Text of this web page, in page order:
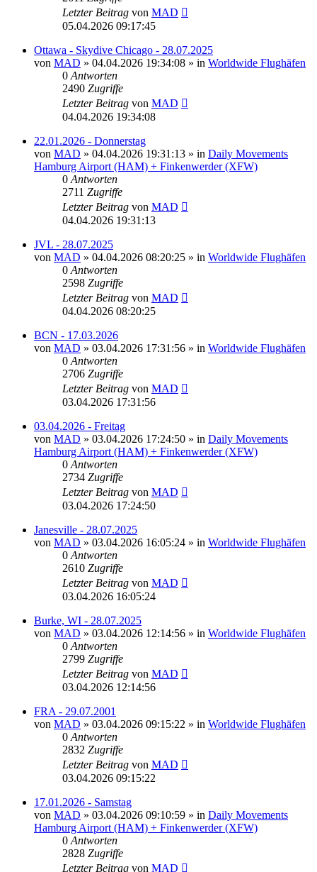
Letzter Beitrag von MAD
05.04.2026 09:17:45
Ottawa - Skydive Chicago - 28.07.2025
von MAD » 04.04.2026 19:34:08 » in Worldwide Flughäfen
0 Antworten
2490 Zugriffe
Letzter Beitrag von MAD
04.04.2026 19:34:08
22.01.2026 - Donnerstag
von MAD » 04.04.2026 19:31:13 » in Daily Movements
Hamburg Airport (HAM) + Finkenwerder (XFW)
0 Antworten
2711 Zugriffe
Letzter Beitrag von MAD
04.04.2026 19:31:13
JVL - 28.07.2025
von MAD » 04.04.2026 08:20:25 » in Worldwide Flughäfen
0 Antworten
2598 Zugriffe
Letzter Beitrag von MAD
04.04.2026 08:20:25
BCN - 17.03.2026
von MAD » 03.04.2026 17:31:56 » in Worldwide Flughäfen
0 Antworten
2706 Zugriffe
Letzter Beitrag von MAD
03.04.2026 17:31:56
03.04.2026 - Freitag
von MAD » 03.04.2026 17:24:50 » in Daily Movements
Hamburg Airport (HAM) + Finkenwerder (XFW)
0 Antworten
2734 Zugriffe
Letzter Beitrag von MAD
03.04.2026 17:24:50
Janesville - 28.07.2025
von MAD » 03.04.2026 16:05:24 » in Worldwide Flughäfen
0 Antworten
2610 Zugriffe
Letzter Beitrag von MAD
03.04.2026 16:05:24
Burke, WI - 28.07.2025
von MAD » 03.04.2026 12:14:56 » in Worldwide Flughäfen
0 Antworten
2799 Zugriffe
Letzter Beitrag von MAD
03.04.2026 12:14:56
FRA - 29.07.2001
von MAD » 03.04.2026 09:15:22 » in Worldwide Flughäfen
0 Antworten
2832 Zugriffe
Letzter Beitrag von MAD
03.04.2026 09:15:22
17.01.2026 - Samstag
von MAD » 03.04.2026 09:10:59 » in Daily Movements
Hamburg Airport (HAM) + Finkenwerder (XFW)
0 Antworten
2828 Zugriffe
Letzter Beitrag von MAD